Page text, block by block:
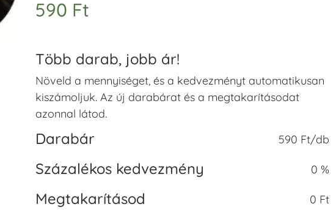
590 Ft
Több darab, jobb ár!
Növeld a mennyiséget, és a kedvezményt automatikusan
kiszámoljuk. Az új darabárat és a megtakarításodat
azonnal látod.
Darabár 590 Ft/db
Százalékos kedvezmény 0 %
Megtakarításod 0 Ft